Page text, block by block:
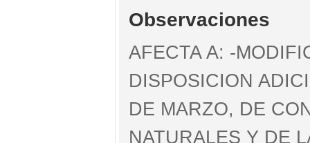
Observaciones
AFECTA A: -
DISPOSICION
DE MARZO, DE
NATURALES Y DE